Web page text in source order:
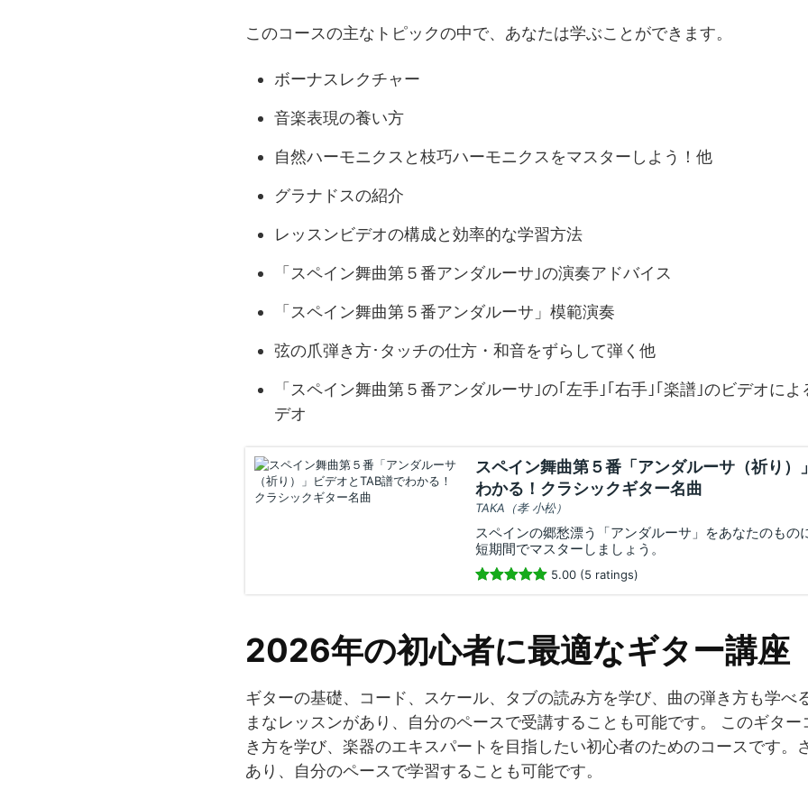
このコースの主なトピックの中で、あなたは学ぶことができます。
ボーナスレクチャー
音楽表現の養い方
自然ハーモニクスと枝巧ハーモニクスをマスターしよう！他
グラナドスの紹介
レッスンビデオの構成と効率的な学習方法
「スペイン舞曲第５番アンダルーサ｣の演奏アドバイス
「スペイン舞曲第５番アンダルーサ」模範演奏
弦の爪弾き方･タッチの仕方・和音をずらして弾く他
「スペイン舞曲第５番アンダルーサ｣の｢左手｣｢右手｣｢楽譜｣のビデオに
デオ
スペイン舞曲第５番「アンダルーサ（祈り）
わかる！クラシックギター名曲
TAKA（孝 小松）
スペインの郷愁漂う「アンダルーサ」をあなたのもの
短期間でマスターしましょう。
5.00 (5 ratings)
2026年の初心者に最適なギター講座
ギターの基礎、コード、スケール、タブの読み方を学び、曲の弾き方も学べ
まなレッスンがあり、自分のペースで受講することも可能です。 このギタ
き方を学び、楽器のエキスパートを目指したい初心者のためのコースです。
あり、自分のペースで学習することも可能です。